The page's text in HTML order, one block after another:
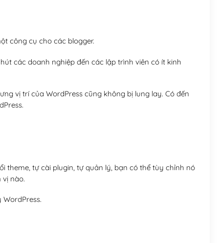
công cụ cho các blogger.
các doanh nghiệp đến các lập trình viên có ít kinh
vị trí của WordPress cũng không bị lung lay. Có đến
theme, tự cài plugin, tự quản lý, bạn có thể tùy chỉnh nó
nào.